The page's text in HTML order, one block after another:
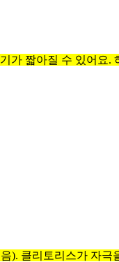
가 짧아질 수 있어요.
). 클리토리스가 자극